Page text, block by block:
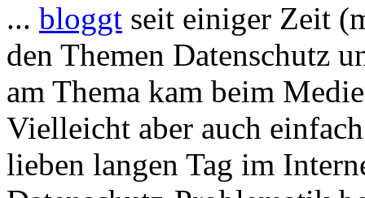
... bloggt seit einiger Zeit
den Themen Datenschutz
am Thema kam beim
Vielleicht aber auch
lieben langen Tag im